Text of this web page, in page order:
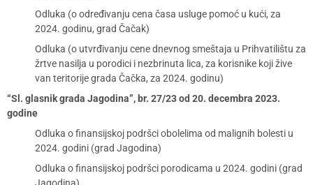
Odluka (o određivanju cena časa usluge pomoć u kući, za
2024. godinu, grad Čačak)
Odluka (o utvrđivanju cene dnevnog smeštaja u Prihvatilištu za
žrtve nasilja u porodici i nezbrinuta lica, za korisnike koji žive
van teritorije grada Čačka, za 2024. godinu)
“Sl. glasnik grada Jagodina”, br. 27/23 od 20. decembra 2023.
godine
Odluka o finansijskoj podršci obolelima od malignih bolesti u
2024. godini (grad Jagodina)
Odluka o finansijskoj podršci porodicama u 2024. godini (grad